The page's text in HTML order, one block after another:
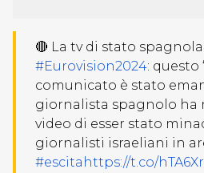
🔴 La tv di stato
#Eurovision2024: questo
comunicato è stato
giornalista spagnolo ha
video di esser stato
giornalisti israeliani in
#escita https://t.co/